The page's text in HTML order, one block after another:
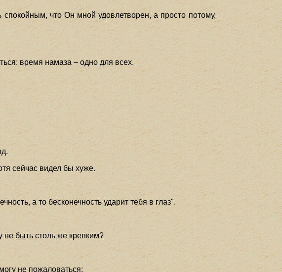
что Он мной удовлетворен, а просто потому,
время намаза – одно для всех.
сейчас видел бы хуже.
а то бесконечность ударит тебя в глаз".
не быть столь же крепким?
не пожаловаться: